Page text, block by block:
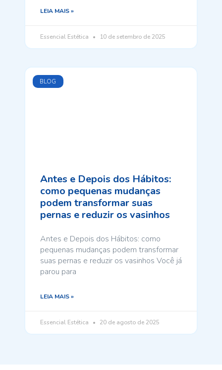
LEIA MAIS »
Essencial Estética 10 de setembro de 2025
BLOG
Antes e Depois dos Hábitos:
como pequenas mudanças
podem transformar suas
pernas e reduzir os vasinhos
Antes e Depois dos Hábitos: como
pequenas mudanças podem transformar
suas pernas e reduzir os vasinhos Você já
parou para
LEIA MAIS »
Essencial Estética 20 de agosto de 2025